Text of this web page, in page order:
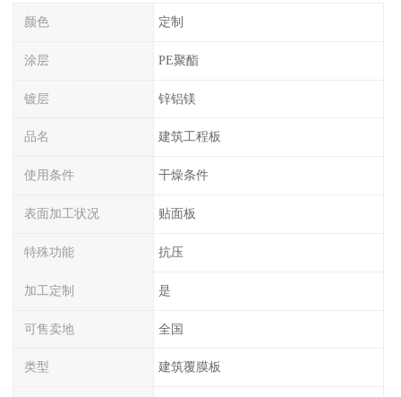
颜色 定制
涂层 PE聚酯
镀层 锌铝镁
品名 建筑工程板
使用条件 干燥条件
表面加工状况 贴面板
特殊功能 抗压
加工定制 是
可售卖地 全国
类型 建筑覆膜板